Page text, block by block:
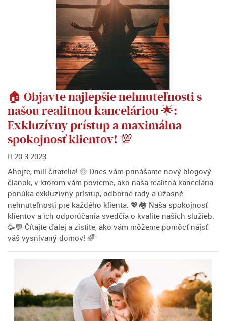
🏠 Objavte najlepšie nehnuteľnosti s
našou realitnou kanceláriou 🌟:
Exkluzívny prístup a maximálna
spokojnosť klientov! 💯
20-3-2023
Ahojte, milí čitatelia! 🌞 Dnes vám prinášame nový blogový
článok, v ktorom vám povieme, ako naša realitná kancelária
ponúka exkluzívny prístup, odborné rady a úžasné
nehnuteľnosti pre každého klienta. 💖🏘️ Naša spokojnosť
klientov a ich odporúčania svedčia o kvalite našich služieb.
🥳💬 Čítajte ďalej a zistite, ako vám môžeme pomôcť nájsť
váš vysnívaný domov! 🌈